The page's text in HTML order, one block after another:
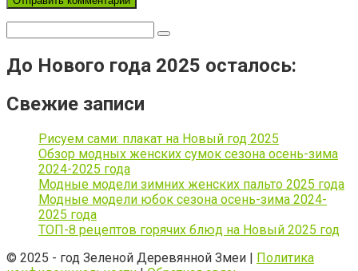
До Нового года 2025 осталось:
Свежие записи
Рисуем сами: плакат на Новый год 2025
Обзор модных женских сумок сезона осень-зима
2024-2025 года
Модные модели зимних женских пальто 2025 года
Модные модели юбок сезона осень-зима 2024-
2025 года
ТОП-8 рецептов горячих блюд на Новый 2025 год
© 2025 - год Зеленой Деревянной Змеи | Политика